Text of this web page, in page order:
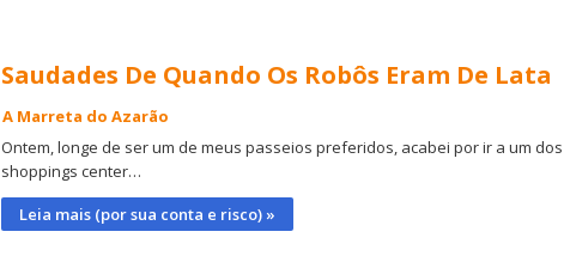
Saudades De Quando Os Robôs Eram De Lata
A Marreta do Azarão
Ontem, longe de ser um de meus passeios preferidos, acabei por ir a um dos
shoppings center…
Leia mais (por sua conta e risco) »